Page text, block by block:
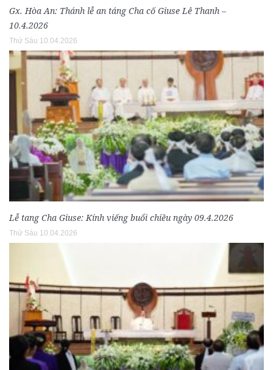
Gx. Hòa An: Thánh lễ an táng Cha cố Giuse Lê Thanh –
10.4.2026
Thứ Sáu 10.04.2026
Lễ tang Cha Giuse: Kính viếng buổi chiều ngày 09.4.2026
Thứ Sáu 10.04.2026